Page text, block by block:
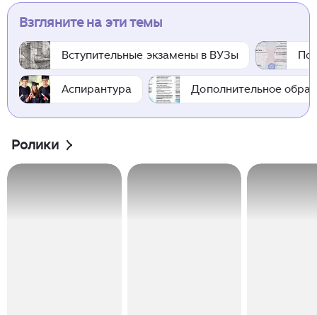
Взгляните на эти темы
Вступительные экзамены в ВУЗы
Аспирантура Дополнительное
Ролики